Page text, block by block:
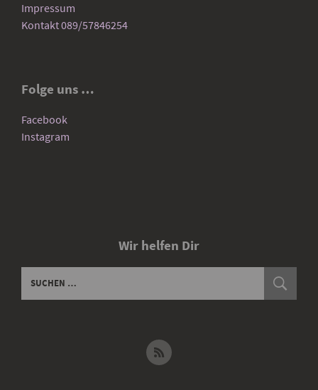
Impressum
Kontakt 089/57846254
Folge uns …
Facebook
Instagram
Wir helfen Dir